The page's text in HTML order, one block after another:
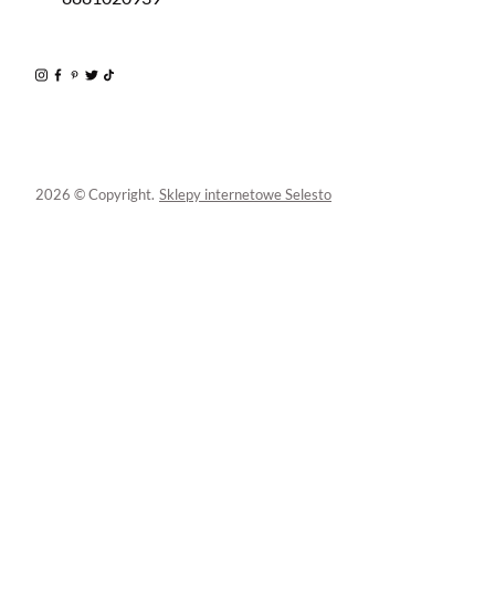
2026 © Copyright. Sklepy internetowe Selesto